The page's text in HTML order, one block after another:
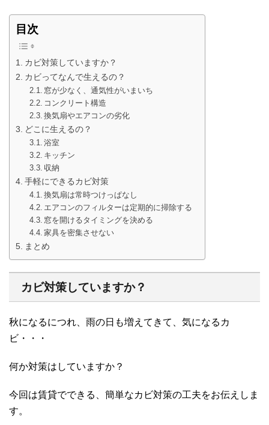
目次
カビ対策していますか？
カビってなんで生えるの？
窓が少なく、通気性がいまいち
コンクリート構造
換気扇やエアコンの劣化
どこに生えるの？
浴室
キッチン
収納
手軽にできるカビ対策
換気扇は常時つけっぱなし
エアコンのフィルターは定期的に掃除する
窓を開けるタイミングを決める
家具を密集させない
まとめ
カビ対策していますか？
秋になるにつれ、雨の日も増えてきて、気になるカ
ビ・・・
何か対策はしていますか？
今回は賃貸でできる、簡単なカビ対策の工夫をお伝えしま
す。